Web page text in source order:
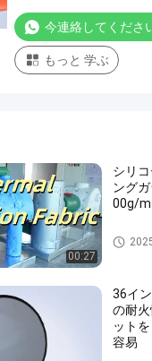
今連絡してくださ
もっと 学ぶ
00:27
シリ
ング
00g/
断熱材
36イ
の耐
ット
容易